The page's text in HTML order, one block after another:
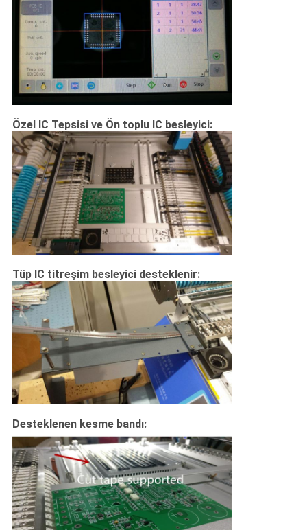
Özel IC Tepsisi ve Ön toplu IC besleyici:
Tüp IC titreşim besleyici desteklenir:
Desteklenen kesme bandı: